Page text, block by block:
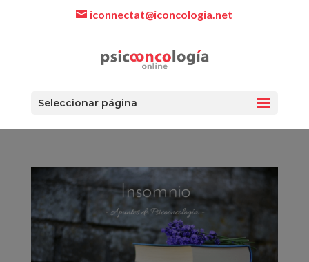
iconnectat@iconcologia.net
Seleccionar página